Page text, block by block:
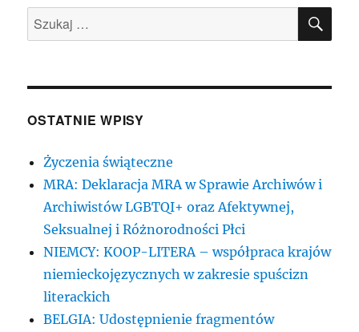
Szukaj:
OSTATNIE WPISY
Życzenia świąteczne
MRA: Deklaracja MRA w Sprawie Archiwów i
Archiwistów LGBTQI+ oraz Afektywnej,
Seksualnej i Różnorodności Płci
NIEMCY: KOOP-LITERA – współpraca krajów
niemieckojęzycznych w zakresie spuścizn
literackich
BELGIA: Udostępnienie fragmentów